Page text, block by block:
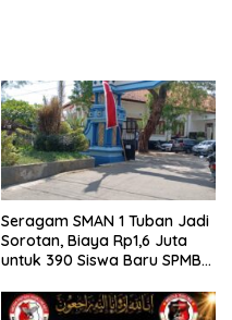
Seragam SMAN 1 Tuban Jadi
Sorotan, Biaya Rp1,6 Juta
untuk 390 Siswa Baru SPMB